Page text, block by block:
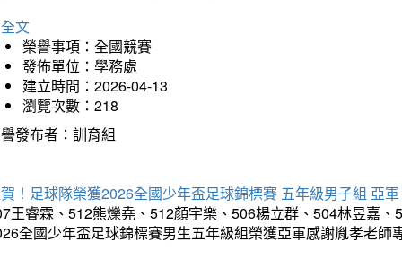
文
榮譽事項：全國競賽
發佈單位：學務處
建立時間：2026-04-13
瀏覽次數：218
發布者：訓育組
！足球隊榮獲2026全國少年盃足球錦標賽 五年級男子組 亞軍
王睿霖、512熊爍堯、512顏宇樂、506楊立群、504林昱嘉
全國少年盃足球錦標賽男生五年級組榮獲亞軍感謝胤孝老師